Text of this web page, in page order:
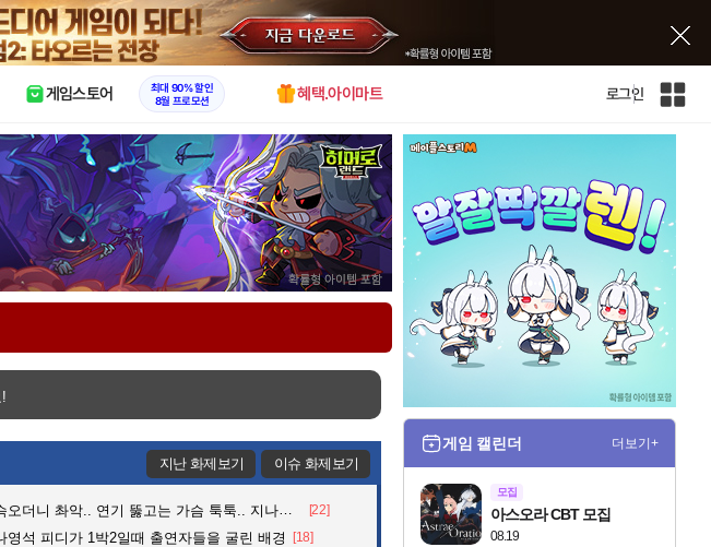
X
게임스토어
최대 90% 할인
8월 프로모션
혜택.아이마트 로그인
인
트
지난 화제보기 이슈 화제보기
오더니 촤악.. 연기 뚫고는 가슴 툭툭.. 지나가던 아재의 정체 [22]
영석 피디가 1박2일때 출연자들을 굴린 배경 [18]
게임 캘린더 더보기+
모집
08.19
아스오라 CBT 모집